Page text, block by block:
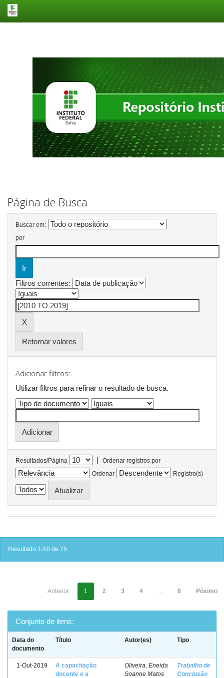
Página de Busca
Buscar em:
por
Filtros correntes:
Retornar valores
Adicionar filtros:
Utilizar filtros para refinar o resultado de busca.
Resultados/Página |
Ordenar registros por
Ordenar
Registro(s)
Resultado 1-10 de 75.
Anterior 1 2 3 4 ... 8 Póximo
Conjunto de itens:
Data do
documento
Título Autor(es) Tipo
1-Out-2019
A capacitação
docente e a
Oliveira, Eneida
Soanne Matos
Trabalho de
Conclusão